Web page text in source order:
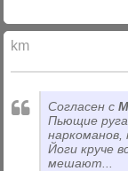
km
Согласен с
Пьющие
наркоманов,
Йоги круче
мешают...